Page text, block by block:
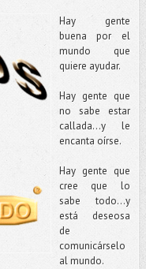
Hay gente
buena por el
mundo que
quiere ayudar.
Hay gente que
no sabe estar
callada...y le
encanta oírse.
Hay gente que
cree que lo
sabe todo…y
está deseosa
de
comunicárselo
al mundo.